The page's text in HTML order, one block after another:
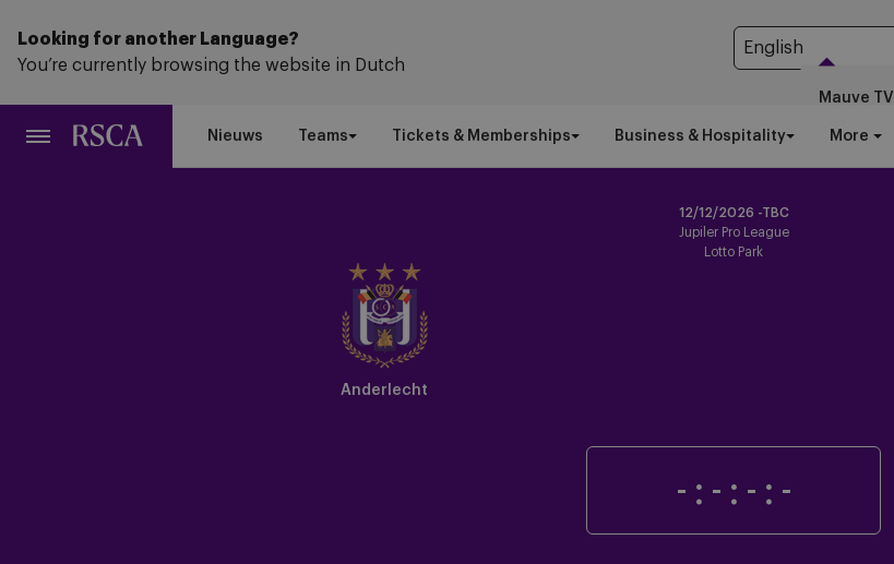
naar
hoofdinhoud
Looking for another Language?
You’re currently browsing the website in Dutch
Nieuws Teams Tickets & Memberships Business & Hospitality More
Mauve TV
12/12/2026 -TBC
Jupiler Pro League
Lotto Park
Anderlecht
- : - : - : -